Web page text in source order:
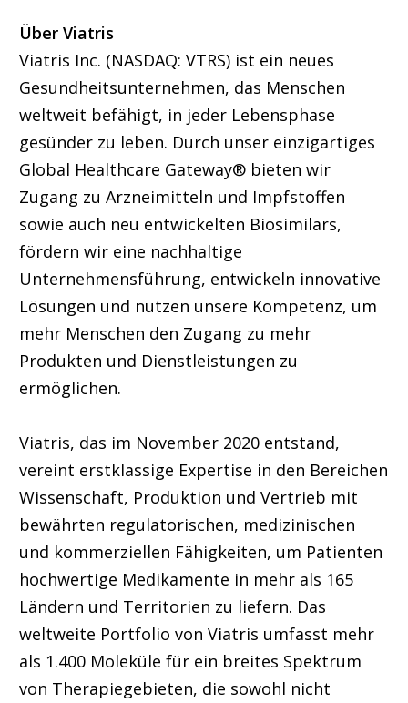
Über Viatris
Viatris Inc. (NASDAQ: VTRS) ist ein neues
Gesundheitsunternehmen, das Menschen
weltweit befähigt, in jeder Lebensphase
gesünder zu leben. Durch unser einzigartiges
Global Healthcare Gateway® bieten wir
Zugang zu Arzneimitteln und Impfstoffen
sowie auch neu entwickelten Biosimilars,
fördern wir eine nachhaltige
Unternehmensführung, entwickeln innovative
Lösungen und nutzen unsere Kompetenz, um
mehr Menschen den Zugang zu mehr
Produkten und Dienstleistungen zu
ermöglichen.
Viatris, das im November 2020 entstand,
vereint erstklassige Expertise in den Bereichen
Wissenschaft, Produktion und Vertrieb mit
bewährten regulatorischen, medizinischen
und kommerziellen Fähigkeiten, um Patienten
hochwertige Medikamente in mehr als 165
Ländern und Territorien zu liefern. Das
weltweite Portfolio von Viatris umfasst mehr
als 1.400 Moleküle für ein breites Spektrum
von Therapiegebieten, die sowohl nicht